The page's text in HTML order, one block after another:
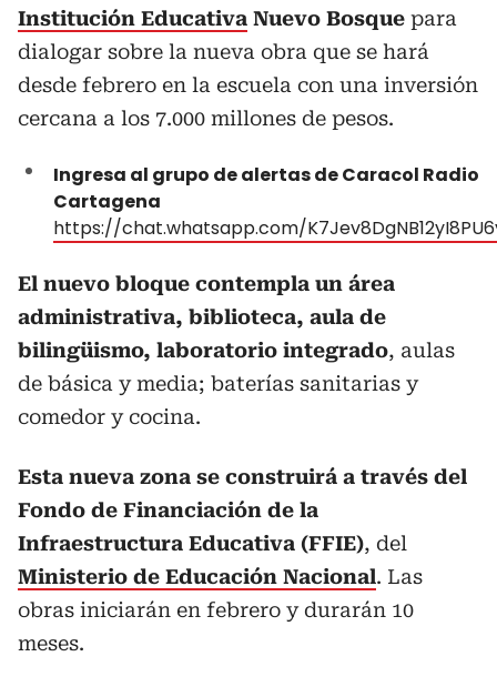
Institución Educativa Nuevo Bosque para
dialogar sobre la nueva obra que se hará
desde febrero en la escuela con una inversión
cercana a los 7.000 millones de pesos.
Ingresa al grupo de alertas de Caracol Radio
Cartagena
https://chat.whatsapp.com/
El nuevo bloque contempla un área
administrativa, biblioteca, aula de
bilingüismo, laboratorio integrado, aulas
de básica y media; baterías sanitarias y
comedor y cocina.
Esta nueva zona se construirá a través del
Fondo de Financiación de la
Infraestructura Educativa (FFIE), del
Ministerio de Educación Nacional. Las
obras iniciarán en febrero y durarán 10
meses.